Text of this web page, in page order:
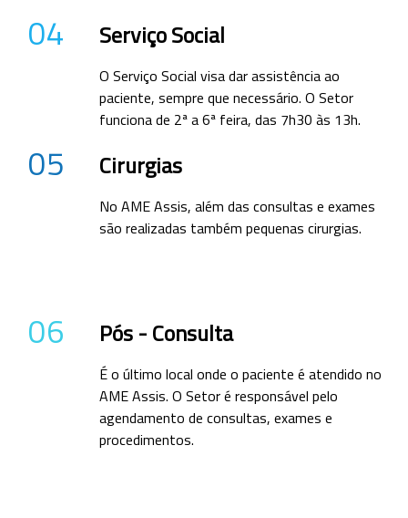
04 Serviço Social
O Serviço Social visa dar assistência ao
paciente, sempre que necessário. O Setor
funciona de 2ª a 6ª feira, das 7h30 às 13h.
05 Cirurgias
No AME Assis, além das consultas e exames
são realizadas também pequenas cirurgias.
06 Pós - Consulta
É o último local onde o paciente é atendido no
AME Assis. O Setor é responsável pelo
agendamento de consultas, exames e
procedimentos.